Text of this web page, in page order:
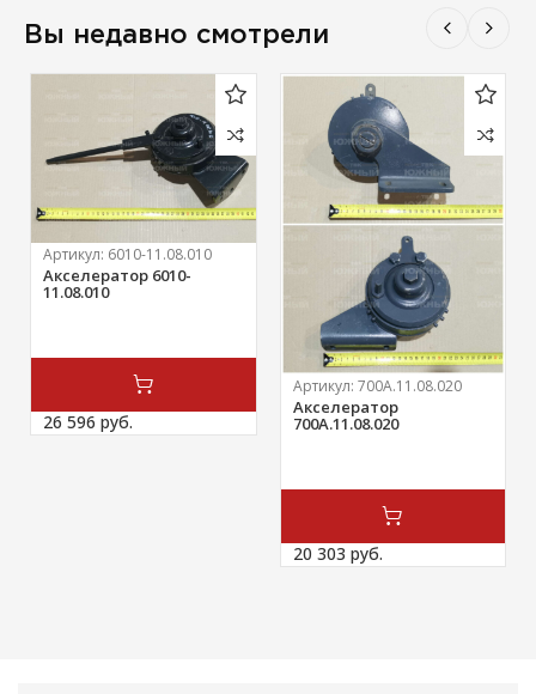
Вы недавно смотрели
Артикул: 6010-11.08.010
Акселератор 6010-
11.08.010
26 596 руб.
Артикул: 700А.11.08.020
Акселератор
700А.11.08.020
20 303 руб.